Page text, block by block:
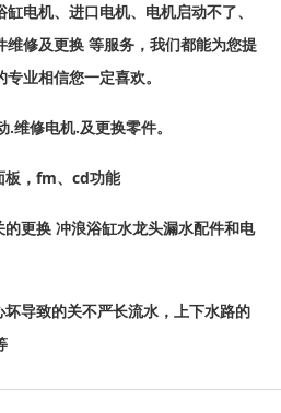
电机、进口电机、电机启动不了、
维修及更换 等服务，我们都能为您提
业相信您一定喜欢。
.维修电机.及更换零件。
， fm、 cd功能
更换 冲浪浴缸水龙头漏水配件和电
导致的关不严长流水，上下水路的